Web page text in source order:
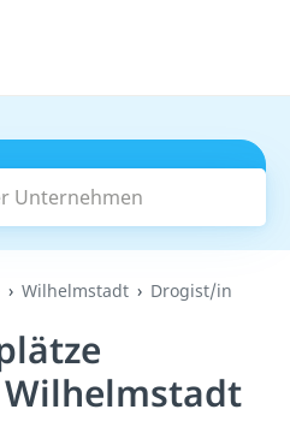
Unternehmen
Suchen
Wilhelmstadt Drogist/in